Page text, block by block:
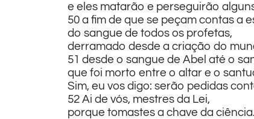
e eles matarão e perseguirão
50 a fim de que se peçam contas a
do sangue de todos os profetas,
derramado desde a criação do
51 desde o sangue de Abel até o
que foi morto entre o altar e o
Sim, eu vos digo: serão pedidas
52 Ai de vós, mestres da Lei,
porque tomastes a chave da ciência.